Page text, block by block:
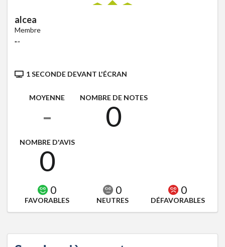
alcea
Membre
""
1 SECONDE DEVANT L'ÉCRAN
MOYENNE
-
NOMBRE DE NOTES
0
NOMBRE D'AVIS
0
0
FAVORABLES
0
NEUTRES
0
DÉFAVORABLES